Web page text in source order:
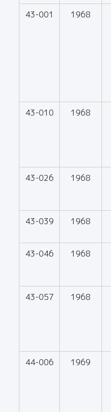
43-001 1968
43-010 1968
43-026 1968
43-039 1968
43-046 1968
43-057 1968
44-006 1969